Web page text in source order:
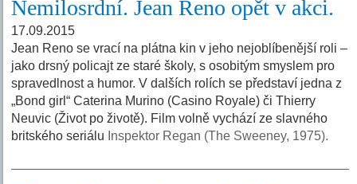
Nemilosrdní. Jean Reno opět v akci.
17.09.2015
Jean Reno se vrací na plátna kin v jeho nejoblíbenější roli –
jako drsný policajt ze staré školy, s osobitým smyslem pro
spravedlnost a humor. V dalších rolích se představí jedna z
„Bond girl“ Caterina Murino (Casino Royale) či Thierry
Neuvic (Život po životě). Film volně vychází ze slavného
britského seriálu Inspektor Regan (The Sweeney, 1975).